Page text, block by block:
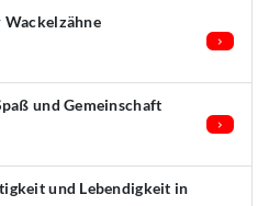
und Gemeinschaft
und Lebendigkeit in